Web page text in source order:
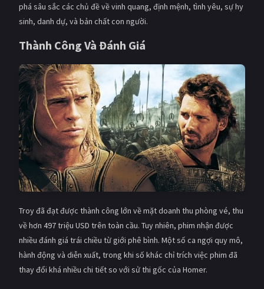
phá sâu sắc các chủ đề về vinh quang, định mệnh, tình yêu, sự hy
sinh, danh dự, và bản chất con người.
Thành Công Và Đánh Giá
Troy đã đạt được thành công lớn về mặt doanh thu phòng vé, thu
về hơn 497 triệu USD trên toàn cầu. Tuy nhiên, phim nhận được
nhiều đánh giá trái chiều từ giới phê bình. Một số ca ngợi quy mô,
hành động và diễn xuất, trong khi số khác chỉ trích việc phim đã
thay đổi khá nhiều chi tiết so với sử thi gốc của Homer.